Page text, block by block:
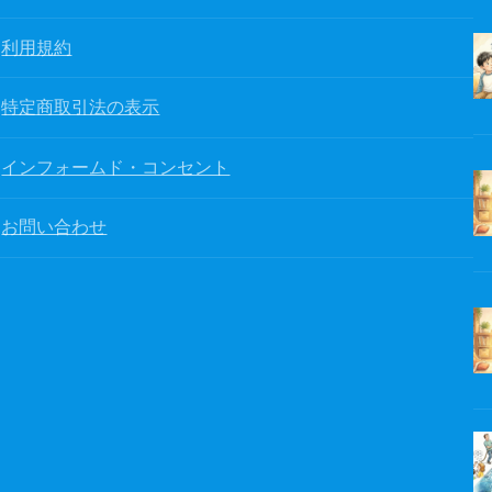
利用規約
特定商取引法の表示
インフォームド・コンセント
お問い合わせ